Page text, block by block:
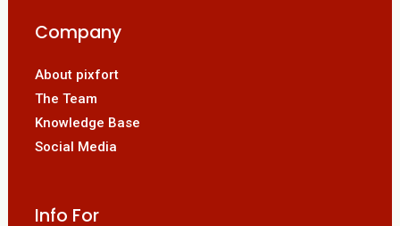
Company
About pixfort
The Team
Knowledge Base
Social Media
Info For